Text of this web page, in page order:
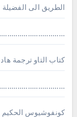
الطريق الى
كتاب التاو ترجمة
كونفوشيوس الحكيم